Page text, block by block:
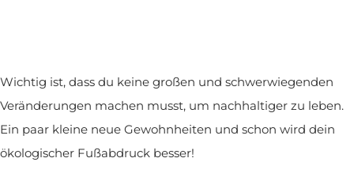
Wichtig ist, dass du keine großen und schwerwiegenden
Veränderungen machen musst, um nachhaltiger zu leben.
Ein paar kleine neue Gewohnheiten und schon wird dein
ökologischer Fußabdruck besser!